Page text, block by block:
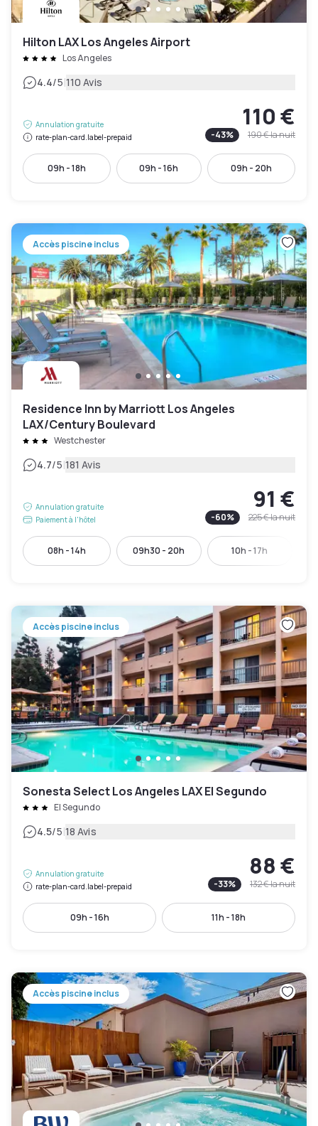
Hilton LAX Los Angeles Airport
Los Angeles
4.4/5|110 Avis
Annulation gratuite
rate-plan-card.label-prepaid
110 €
-43% 190 €la nuit
09h - 18h 09h - 16h 09h - 20h
Accès piscine inclus
Residence Inn by Marriott Los Angeles
LAX/Century Boulevard
Westchester
4.7/5|181 Avis
Annulation gratuite
Paiement à l'hôtel
91 €
-60% 225 €la nuit
08h - 14h 09h30 - 20h 10h - 17h
Accès piscine inclus
Sonesta Select Los Angeles LAX El Segundo
El Segundo
4.5/5|18 Avis
Annulation gratuite
rate-plan-card.label-prepaid
88 €
-33% 132 €la nuit
09h - 16h 11h - 18h
Accès piscine inclus